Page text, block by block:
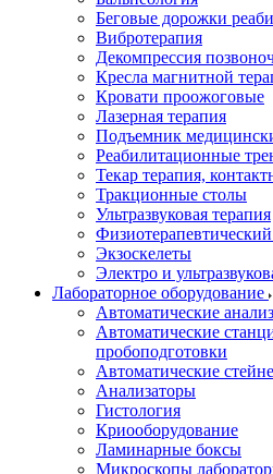
Беговые дорожки
Вибротерапия
Декомпрессия
Кресла магнитной
Кровати проожоговые
Лазерная терапия
Подъемник
Реабилитационные
Текар терапия,
Тракционные столы
Ультразвуковая терапия
Экзоскелеты
Электро и
Лабораторное оборудование
Автоматические
Автоматические
пробоподготовки
Автоматические
Анализаторы
Гистология
Криооборудование
Ламинарные боксы
Микроскопы